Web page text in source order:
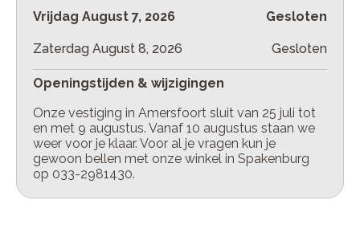
Vrijdag August 7, 2026 Gesloten
Zaterdag August 8, 2026 Gesloten
Openingstijden & wijzigingen
Onze vestiging in Amersfoort sluit van 25 juli tot
en met 9 augustus. Vanaf 10 augustus staan we
weer voor je klaar. Voor al je vragen kun je
gewoon bellen met onze winkel in Spakenburg
op 033-2981430.